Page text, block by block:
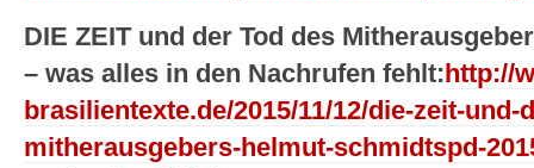
DIE ZEIT und der Tod des
– was alles in den Nachrufen fehlt: http://
brasilientexte.de/2015/11/12/die-zeit-und-
mitherausgebers-helmut-schmidtspd-